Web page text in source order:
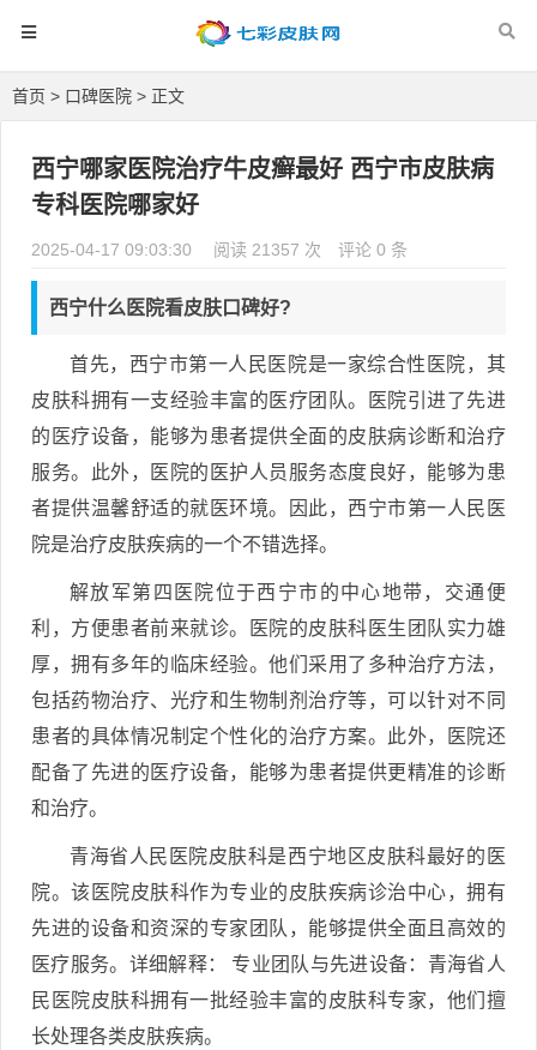
首页 > 口碑医院 > 正文
西宁哪家医院治疗牛皮癣最好 西宁市皮肤病
专科医院哪家好
2025-04-17 09:03:30 阅读 21357 次 评论 0 条
西宁什么医院看皮肤口碑好?
首先，西宁市第一人民医院是一家综合性医院，其
皮肤科拥有一支经验丰富的医疗团队。医院引进了先进
的医疗设备，能够为患者提供全面的皮肤病诊断和治疗
服务。此外，医院的医护人员服务态度良好，能够为患
者提供温馨舒适的就医环境。因此，西宁市第一人民医
院是治疗皮肤疾病的一个不错选择。
解放军第四医院位于西宁市的中心地带，交通便
利，方便患者前来就诊。医院的皮肤科医生团队实力雄
厚，拥有多年的临床经验。他们采用了多种治疗方法，
包括药物治疗、光疗和生物制剂治疗等，可以针对不同
患者的具体情况制定个性化的治疗方案。此外，医院还
配备了先进的医疗设备，能够为患者提供更精准的诊断
和治疗。
青海省人民医院皮肤科是西宁地区皮肤科最好的医
院。该医院皮肤科作为专业的皮肤疾病诊治中心，拥有
先进的设备和资深的专家团队，能够提供全面且高效的
医疗服务。详细解释： 专业团队与先进设备：青海省人
民医院皮肤科拥有一批经验丰富的皮肤科专家，他们擅
长处理各类皮肤疾病。